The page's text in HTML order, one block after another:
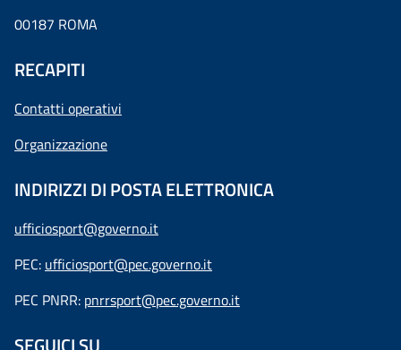
00187 ROMA
RECAPITI
Contatti operativi
Organizzazione
INDIRIZZI DI POSTA ELETTRONICA
ufficiosport@governo.it
PEC: ufficiosport@pec.governo.it
PEC PNRR: pnrrsport@pec.governo.it